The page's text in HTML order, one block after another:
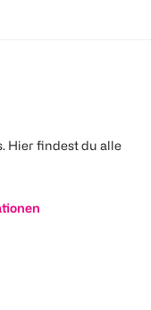
Hier findest du alle